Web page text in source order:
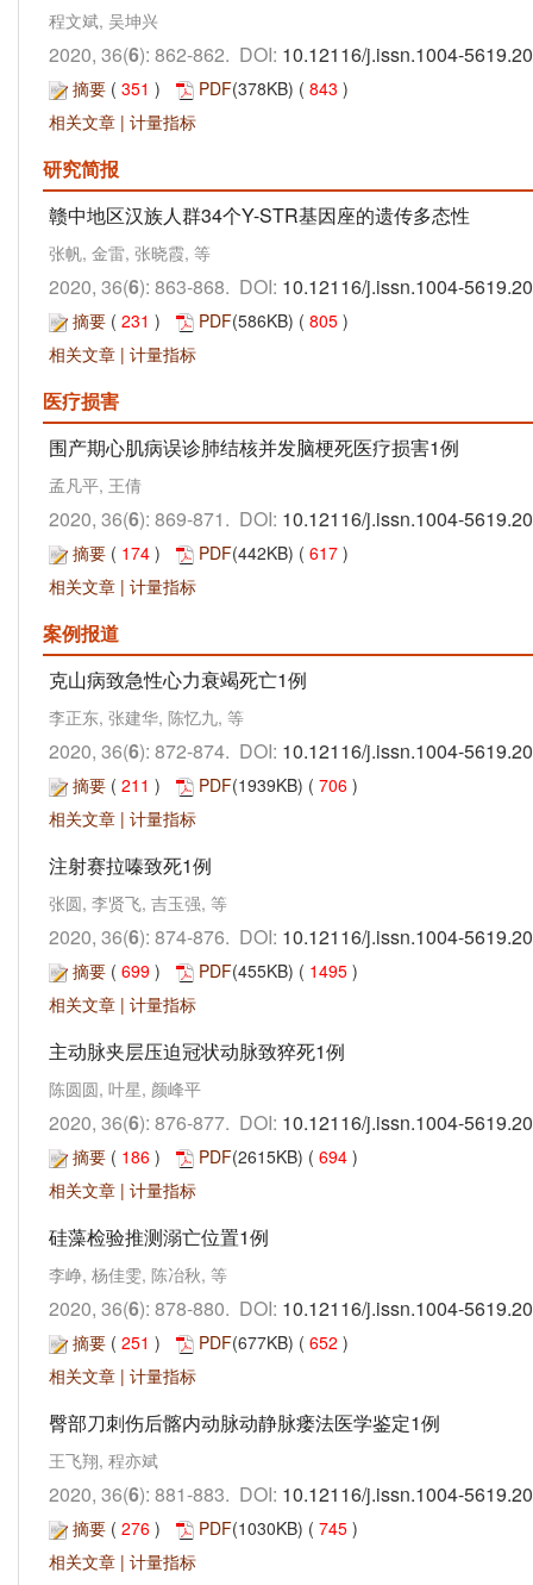
程文斌, 吴坤兴
2020, 36(6): 862-862. DOI: 10.12116/j.issn.1004-
摘要 ( 351 ) PDF(378KB) ( 843 )
相关文章 | 计量指标
研究简报
赣中地区汉族人群34个Y-STR基因座的遗传多态性
张帆, 金雷, 张晓霞, 等
2020, 36(6): 863-868. DOI: 10.12116/j.issn.1004-
摘要 ( 231 ) PDF(586KB) ( 805 )
相关文章 | 计量指标
医疗损害
围产期心肌病误诊肺结核并发脑梗死医疗损害1例
孟凡平, 王倩
2020, 36(6): 869-871. DOI: 10.12116/j.issn.1004-
摘要 ( 174 ) PDF(442KB) ( 617 )
相关文章 | 计量指标
案例报道
克山病致急性心力衰竭死亡1例
李正东, 张建华, 陈忆九, 等
2020, 36(6): 872-874. DOI: 10.12116/j.issn.1004-
摘要 ( 211 ) PDF(1939KB) ( 706 )
相关文章 | 计量指标
注射赛拉嗪致死1例
张圆, 李贤飞, 吉玉强, 等
2020, 36(6): 874-876. DOI: 10.12116/j.issn.1004-
摘要 ( 699 ) PDF(455KB) ( 1495 )
相关文章 | 计量指标
主动脉夹层压迫冠状动脉致猝死1例
陈圆圆, 叶星, 颜峰平
2020, 36(6): 876-877. DOI: 10.12116/j.issn.1004-
摘要 ( 186 ) PDF(2615KB) ( 694 )
相关文章 | 计量指标
硅藻检验推测溺亡位置1例
李峥, 杨佳雯, 陈冶秋, 等
2020, 36(6): 878-880. DOI: 10.12116/j.issn.1004-
摘要 ( 251 ) PDF(677KB) ( 652 )
相关文章 | 计量指标
臀部刀刺伤后髂内动脉动静脉瘘法医学鉴定1例
王飞翔, 程亦斌
2020, 36(6): 881-883. DOI: 10.12116/j.issn.1004-
摘要 ( 276 ) PDF(1030KB) ( 745 )
相关文章 | 计量指标